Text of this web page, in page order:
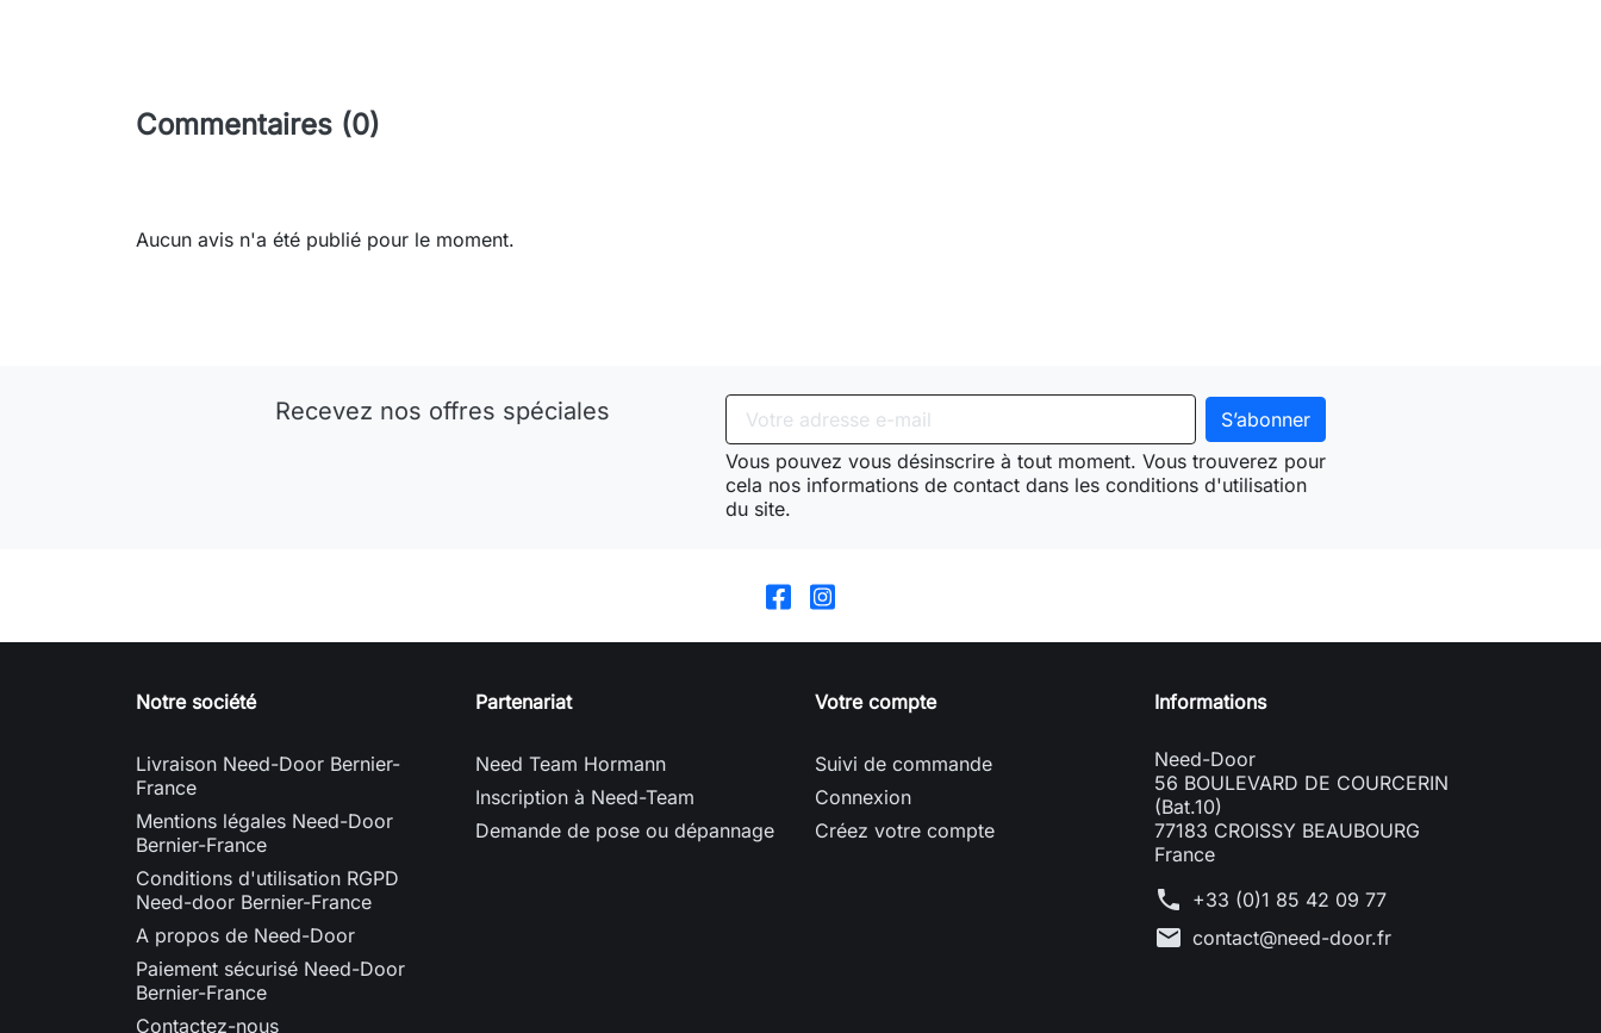
Commentaires (0)
Aucun avis n'a été publié pour le moment.
Recevez nos offres spéciales
Vous pouvez vous désinscrire à tout moment. Vous trouverez pour
cela nos informations de contact dans les conditions d'utilisation
du site.
Notre société
Livraison Need-Door Bernier-
France
Mentions légales Need-Door
Bernier-France
Conditions d'utilisation RGPD
Need-door Bernier-France
A propos de Need-Door
Paiement sécurisé Need-Door
Bernier-France
Contactez-nous
Partenariat
Need Team Hormann
Inscription à Need-Team
Demande de pose ou dépannage
Votre compte
Suivi de commande
Connexion
Créez votre compte
Informations
Need-Door
56 BOULEVARD DE COURCERIN
(Bat.10)
77183 CROISSY BEAUBOURG
France
phone +33 (0)1 85 42 09 77
mail contact@need-door.fr